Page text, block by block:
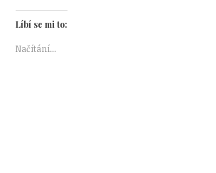
Líbí se mi to:
Načítání...